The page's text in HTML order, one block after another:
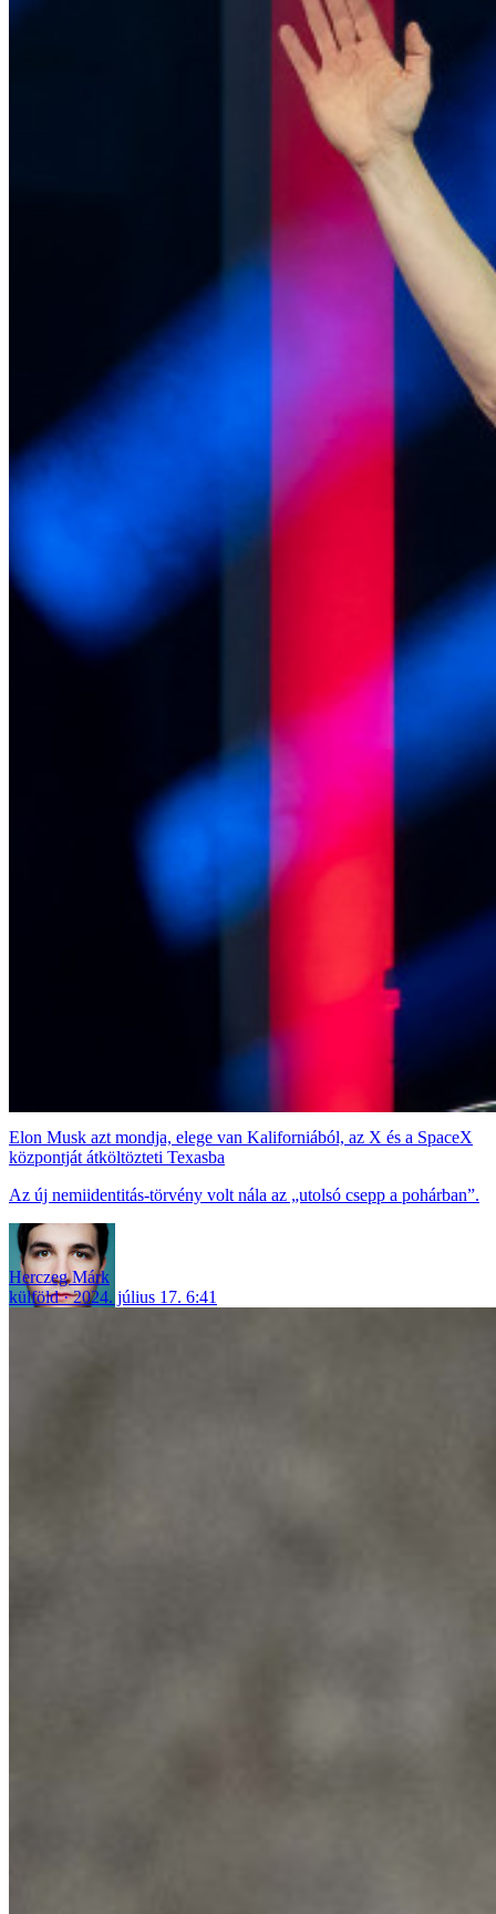
Elon Musk azt mondja, elege van Kaliforniából, az X és a SpaceX
központját átköltözteti Texasba
Az új nemiidentitás-törvény volt nála az „utolsó csepp a pohárban”.
Herczeg Márk
külföld
2024. július 17. 6:41